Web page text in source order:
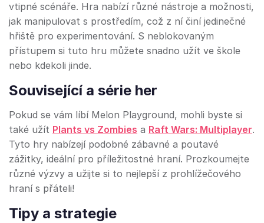
vtipné scénáře. Hra nabízí různé nástroje a možnosti,
jak manipulovat s prostředím, což z ní činí jedinečné
hřiště pro experimentování. S neblokovaným
přístupem si tuto hru můžete snadno užít ve škole
nebo kdekoli jinde.
Související a série her
Pokud se vám líbí Melon Playground, mohli byste si
také užít Plants vs Zombies a Raft Wars: Multiplayer.
Tyto hry nabízejí podobné zábavné a poutavé
zážitky, ideální pro příležitostné hraní. Prozkoumejte
různé výzvy a užijte si to nejlepší z prohlížečového
hraní s přáteli!
Tipy a strategie